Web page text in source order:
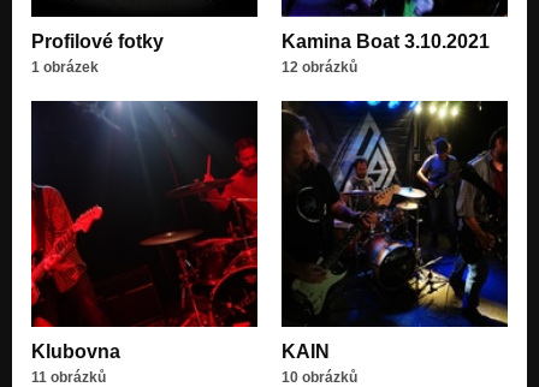
Mrtvá myš
Po letech
Nezařazeno
Nezařazeno
Křoví
Nezařazeno
9.5.66
Nezařazeno
Profilové fotky
1 obrázek
Kamina Boat 3.10.2021
12 obrázků
Klubovna
11 obrázků
KAIN
10 obrázků